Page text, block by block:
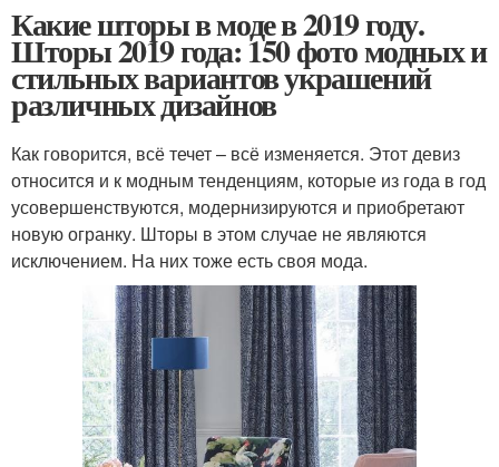
Какие шторы в моде в 2019 году.
Шторы 2019 года: 150 фото модных и
стильных вариантов украшений
различных дизайнов
Как говорится, всё течет – всё изменяется. Этот девиз
относится и к модным тенденциям, которые из года в год
усовершенствуются, модернизируются и приобретают
новую огранку. Шторы в этом случае не являются
исключением. На них тоже есть своя мода.